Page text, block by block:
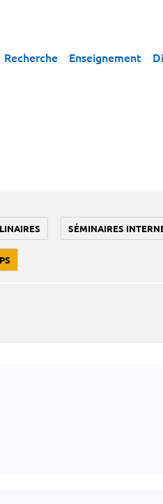
Recherche Enseignement
SÉMINAIRES